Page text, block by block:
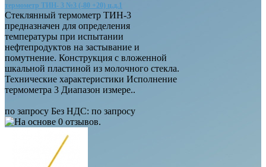
термометр ТИН- 3 №3 (-80 +20) ц.д.1
Стеклянный термометр ТИН-3
предназначен для определения
температуры при испытании
нефтепродуктов на застывание и
помутнение. Конструкция с вложенной
шкальной пластиной из молочного стекла.
Технические характеристики Исполнение
термометра 3 Диапазон измере..
по запросу Без НДС: по запросу